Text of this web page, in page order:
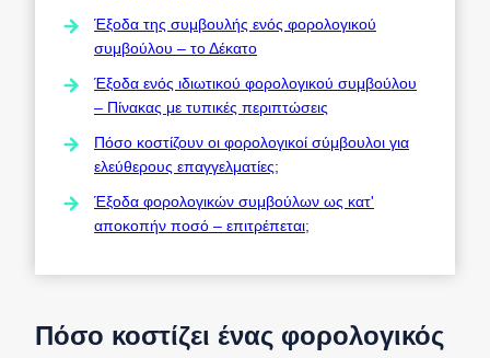
Έξοδα της συμβουλής ενός φορολογικού
συμβούλου – το Δέκατο
Έξοδα ενός ιδιωτικού φορολογικού συμβούλου
– Πίνακας με τυπικές περιπτώσεις
Πόσο κοστίζουν οι φορολογικοί σύμβουλοι για
ελεύθερους επαγγελματίες;
Έξοδα φορολογικών συμβούλων ως κατ'
αποκοπήν ποσό – επιτρέπεται;
Πόσο κοστίζει ένας φορολογικός